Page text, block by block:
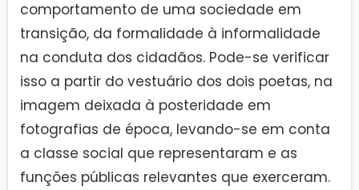
comportamento de uma sociedade em
transição, da formalidade à informalidade
na conduta dos cidadãos. Pode-se verificar
isso a partir do vestuário dos dois poetas, na
imagem deixada à posteridade em
fotografias de época, levando-se em conta
a classe social que representaram e as
funções públicas relevantes que exerceram.